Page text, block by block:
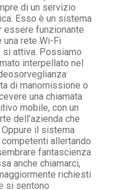
di un servizio
Esso è un sistema
essere funzionante
rete Wi-Fi
si attiva. Possiamo
interpellato nel
di manomissione o
una chiamata
mobile, con un
dell’azienda che
Oppure il sistema
allertando
fantascienza
anche chiamarci,
richiesti
si sentono